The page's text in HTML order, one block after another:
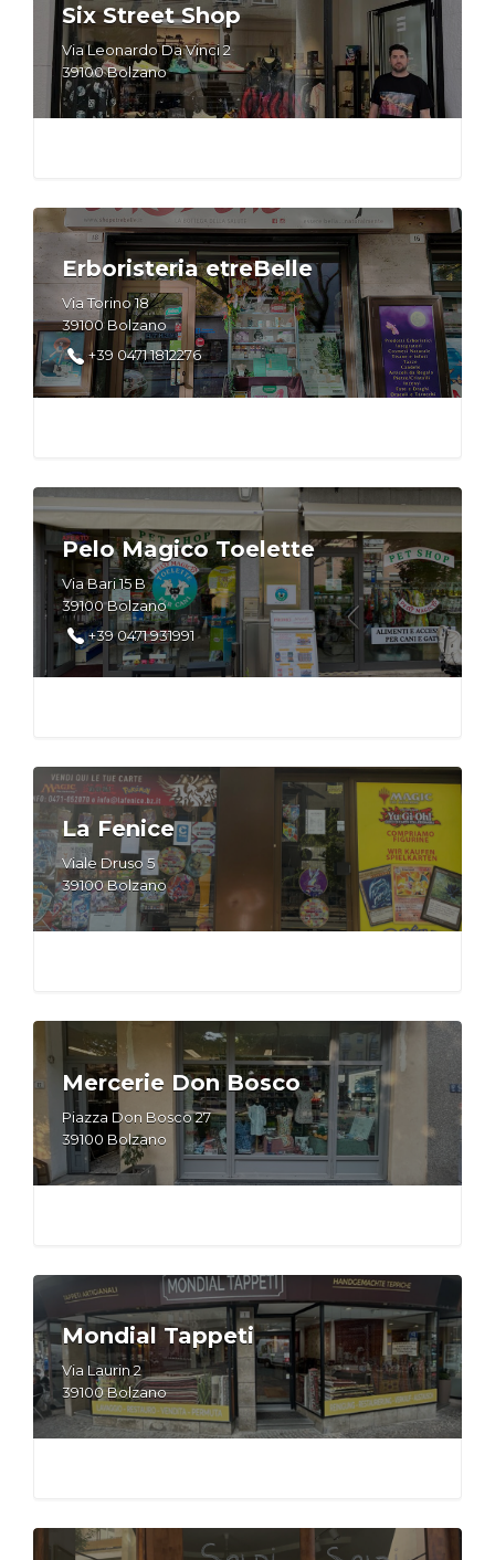
Six Street Shop
Via Leonardo Da Vinci 2
39100 Bolzano
Erboristeria etreBelle
Via Torino 18
39100 Bolzano
+39 0471 1812276
Pelo Magico Toelette
Via Bari 15 B
39100 Bolzano
+39 0471 931991
La Fenice
Viale Druso 5
39100 Bolzano
Mercerie Don Bosco
Piazza Don Bosco 27
39100 Bolzano
Mondial Tappeti
Via Laurin 2
39100 Bolzano